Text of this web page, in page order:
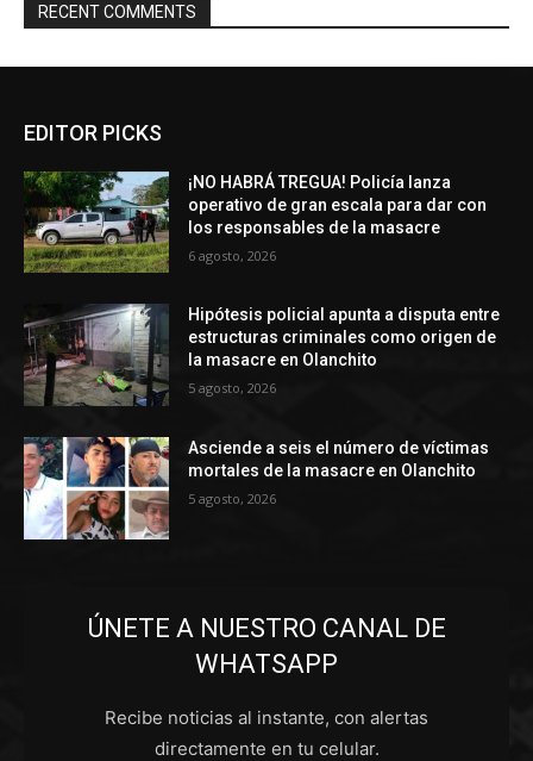
RECENT COMMENTS
EDITOR PICKS
¡NO HABRÁ TREGUA! Policía lanza
operativo de gran escala para dar con
los responsables de la masacre
6 agosto, 2026
Hipótesis policial apunta a disputa entre
estructuras criminales como origen de
la masacre en Olanchito
5 agosto, 2026
Asciende a seis el número de víctimas
mortales de la masacre en Olanchito
5 agosto, 2026
ÚNETE A NUESTRO CANAL DE
WHATSAPP
Recibe noticias al instante, con alertas
directamente en tu celular.